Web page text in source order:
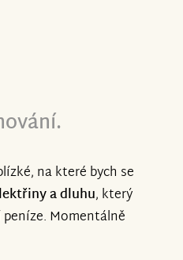
na které bych se
a dluhu, který
Momentálně